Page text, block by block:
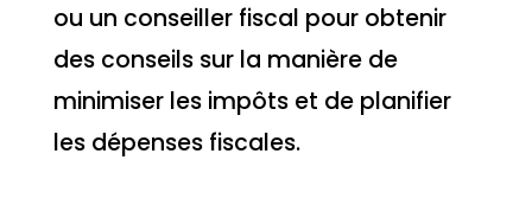
ou un conseiller fiscal pour obtenir
des conseils sur la manière de
minimiser les impôts et de planifier
les dépenses fiscales.